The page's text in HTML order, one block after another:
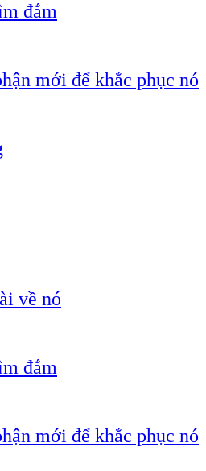
đắm
mới để khắc phục nó
về nó
đắm
mới để khắc phục nó